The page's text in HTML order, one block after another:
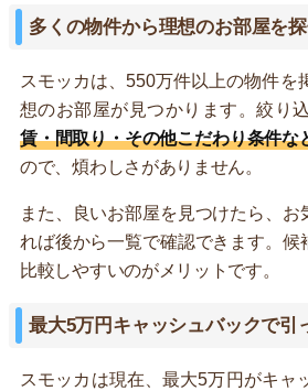
多くの物件から理想のお部屋を
スモッカは、550万件以上の物件を
想のお部屋が見つかります。絞り
賃・間取り・その他こだわり条件な
ので、煩わしさがありません。
また、良いお部屋を見つけたら、お
れば後から一覧で確認できます。候
比較しやすいのがメリットです。
最大5万円キャッシュバックで引
スモッカは現在、最大5万円がキャ